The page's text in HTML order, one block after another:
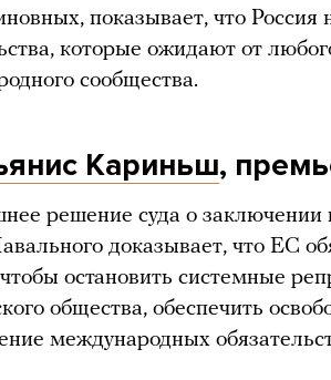
показывает, что
которые ожидают от
сообщества.
Кариньш,
решение суда о заключении
доказывает, что ЕС
остановить системные
общества, обеспечить
международных